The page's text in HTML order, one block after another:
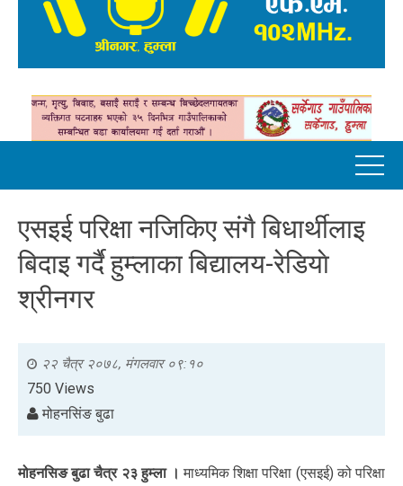
एसइई परिक्षा नजिकिए संगै बिधार्थीलाइ
बिदाइ गर्दै हुम्लाका बिद्यालय‌-रेडियाे
श्रीनगर
२२ चैत्र २०७८, मंगलवार ०९:१०
750 Views
मोहनसिंङ बुढा
मोहनसिङ बुढा चैत्र २३ हुम्ला । माध्यमिक शिक्षा परिक्षा (एसइई) को परिक्षा